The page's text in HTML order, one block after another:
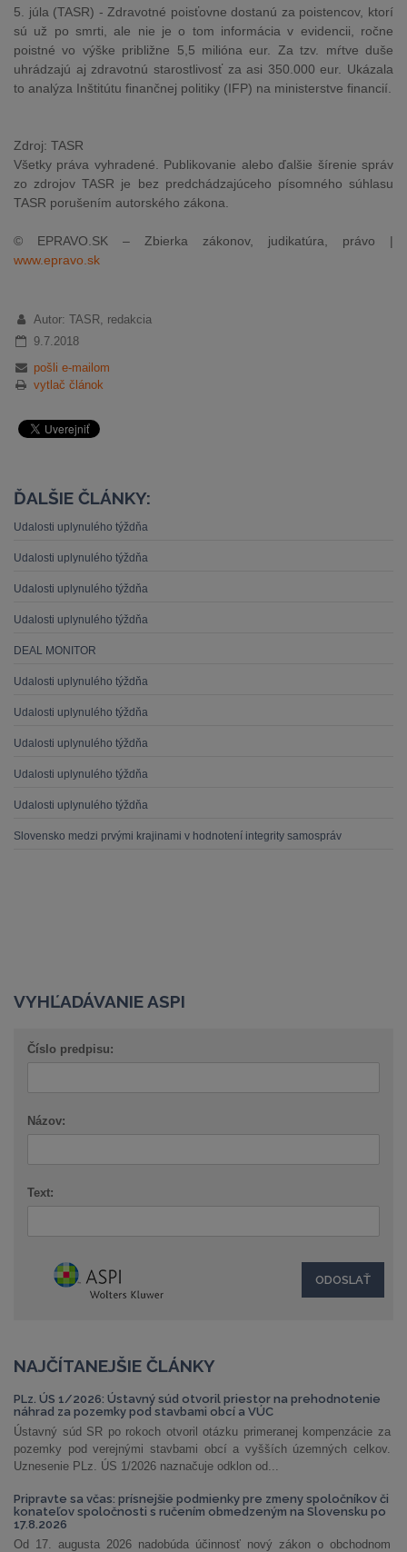
5. júla (TASR) - Zdravotné poisťovne dostanú za poistencov, ktorí
sú už po smrti, ale nie je o tom informácia v evidencii, ročne
poistné vo výške približne 5,5 milióna eur. Za tzv. mŕtve duše
uhrádzajú aj zdravotnú starostlivosť za asi 350.000 eur. Ukázala
to analýza Inštitútu finančnej politiky (IFP) na ministerstve financií.
Zdroj: TASR
Všetky práva vyhradené. Publikovanie alebo ďalšie šírenie správ
zo zdrojov TASR je bez predchádzajúceho písomného súhlasu
TASR porušením autorského zákona.
© EPRAVO.SK – Zbierka zákonov, judikatúra, právo |
www.epravo.sk
Autor: TASR, redakcia
9.7.2018
pošli e-mailom
vytlač článok
ĎALŠIE ČLÁNKY:
Udalosti uplynulého týždňa
Udalosti uplynulého týždňa
Udalosti uplynulého týždňa
Udalosti uplynulého týždňa
DEAL MONITOR
Udalosti uplynulého týždňa
Udalosti uplynulého týždňa
Udalosti uplynulého týždňa
Udalosti uplynulého týždňa
Udalosti uplynulého týždňa
Slovensko medzi prvými krajinami v hodnotení integrity samospráv
VYHĽADÁVANIE ASPI
Číslo predpisu:
Názov:
Text:
NAJČÍTANEJŠIE ČLÁNKY
PLz. ÚS 1/2026: Ústavný súd otvoril priestor na prehodnotenie
náhrad za pozemky pod stavbami obcí a VÚC
Ústavný súd SR po rokoch otvoril otázku primeranej kompenzácie za
pozemky pod verejnými stavbami obcí a vyšších územných celkov.
Uznesenie PLz. ÚS 1/2026 naznačuje odklon od...
Pripravte sa včas: prísnejšie podmienky pre zmeny spoločníkov či
konateľov spoločnosti s ručením obmedzeným na Slovensku po
17.8.2026
Od 17. augusta 2026 nadobúda účinnosť nový zákon o obchodnom